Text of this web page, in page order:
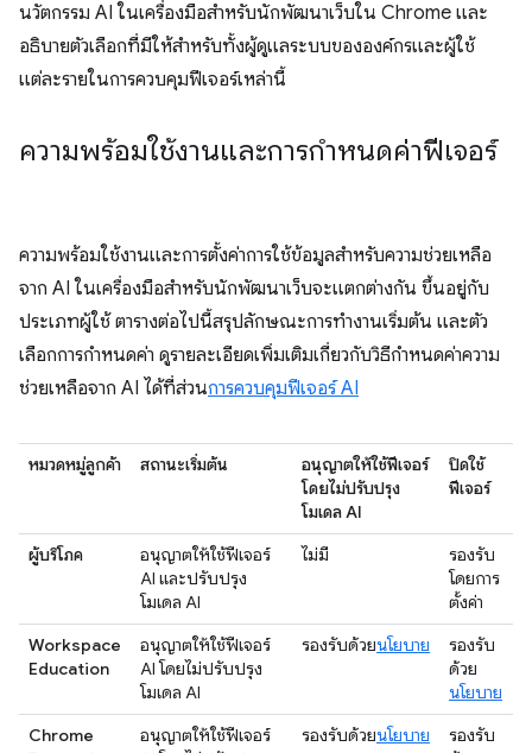
นวัตกรรม AI ในเครื่องมือสำหรับนักพัฒนาเว็บใน Chrome และ
อธิบายตัวเลือกที่มีให้สำหรับทั้งผู้ดูแลระบบขององค์กรและผู้ใช้
แต่ละรายในการควบคุมฟีเจอร์เหล่านี้
ความพร้อมใช้งานและการกำหนดค่าฟีเจอร์
ความพร้อมใช้งานและการตั้งค่าการใช้ข้อมูลสำหรับความช่วยเหลือ
จาก AI ในเครื่องมือสำหรับนักพัฒนาเว็บจะแตกต่างกัน ขึ้นอยู่กับ
ประเภทผู้ใช้ ตารางต่อไปนี้สรุปลักษณะการทำงานเริ่มต้น และตัว
เลือกการกำหนดค่า ดูรายละเอียดเพิ่มเติมเกี่ยวกับวิธีกำหนดค่าความ
ช่วยเหลือจาก AI ได้ที่ส่วนการควบคุมฟีเจอร์ AI
หมวดหมู่ลูกค้า สถานะเริ่มต้น
อนุญาตให้ใช้ฟีเจอร์
โดยไม่ปรับปรุง
โมเดล AI
ปิดใช้
ฟีเจอร์
ผู้บริโภค
อนุญาตให้ใช้ฟีเจอร์
AI และปรับปรุง
โมเดล AI
ไม่มี
รองรับ
โดยการ
ตั้งค่า
Workspace
Education
อนุญาตให้ใช้ฟีเจอร์
AI โดยไม่ปรับปรุง
โมเดล AI
รองรับด้วยนโยบาย
รองรับ
ด้วย
นโยบาย
Chrome
อนุญาตให้ใช้ฟีเจอร์
รองรับด้วยนโยบาย
รองรับ